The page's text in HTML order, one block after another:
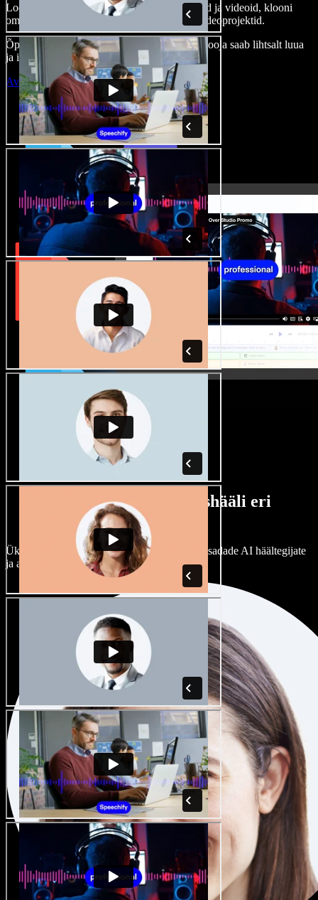
Loo voice-over’eid, kasuta tasuta pilte, helisid ja videoid, klooni
oma häält ja pane kokku terviklikud audio-videoprojektid.
Õppimiskõver puudub, kõik töötab veebis – looja saab lihtsalt luua
ja ideed kiiresti ellu viia.
Ava Studio
Lai valik mees- ja naishääli eri
aktsentidega
Ükski projekt ei pea kõlama ühtemoodi. Vali sadade AI häältegijate
ja aktsentide hulgast ning kohanda neid.